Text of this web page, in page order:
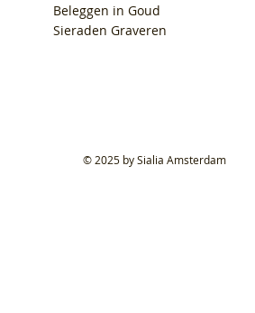
Beleggen in Goud
Sieraden Graveren
© 2025 by Sialia Amsterdam